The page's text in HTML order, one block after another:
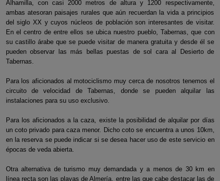
Alhamilla, con casi 2000 metros de altura y 1200 respectivamente,
ambas atesoran paisajes rurales que aún recuerdan la vida a principios
del siglo XX y cuyos núcleos de población son interesantes de visitar.
En el centro de entre ellos se ubica nuestro pueblo, Tabernas, que con
su castillo árabe que se puede visitar de manera gratuita y desde él se
pueden observar las más bellas puestas de sol cara al Desierto de
Tabernas.
Para los aficionados al motociclismo muy cerca de nosotros tenemos el
circuito de velocidad de Tabernas, donde se pueden alquilar las
instalaciones para su uso exclusivo.
Para los aficionados a la caza, existe la posibilidad de alquilar por días
un coto privado para caza menor. Dicho coto se encuentra a unos 10km,
en la reserva se puede indicar si se desea hacer uso de este servicio en
épocas de veda abierta.
Otra alternativa de turismo muy demandada y a menos de 30 km en
línea recta son las playas de Almería, entre las que cabe destacar las de